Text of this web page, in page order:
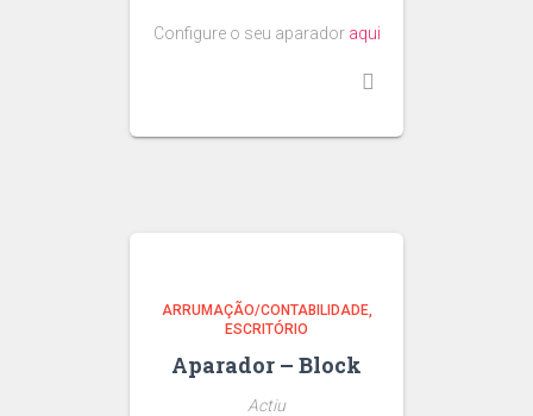
Configure o seu aparador aqui
ARRUMAÇÃO/CONTABILIDADE
ESCRITÓRIO
Aparador – Block
Actiu